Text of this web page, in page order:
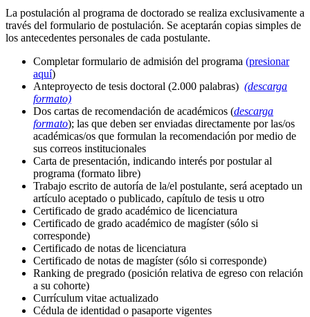
La postulación al programa de doctorado se realiza exclusivamente a
través del formulario de postulación. Se aceptarán copias simples de
los antecedentes personales de cada postulante.
Completar formulario de admisión del programa (presionar
aquí)
Anteproyecto de tesis doctoral (2.000 palabras) (descarga
formato)
Dos cartas de recomendación de académicos (descarga
formato); las que deben ser enviadas directamente por las/os
académicas/os que formulan la recomendación por medio de
sus correos institucionales
Carta de presentación, indicando interés por postular al
programa (formato libre)
Trabajo escrito de autoría de la/el postulante, será aceptado un
artículo aceptado o publicado, capítulo de tesis u otro
Certificado de grado académico de licenciatura
Certificado de grado académico de magíster (sólo si
corresponde)
Certificado de notas de licenciatura
Certificado de notas de magíster (sólo si corresponde)
Ranking de pregrado (posición relativa de egreso con relación
a su cohorte)
Currículum vitae actualizado
Cédula de identidad o pasaporte vigentes